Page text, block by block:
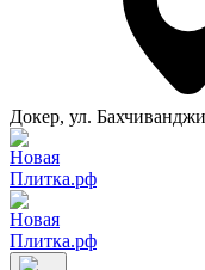
Докер, ул.